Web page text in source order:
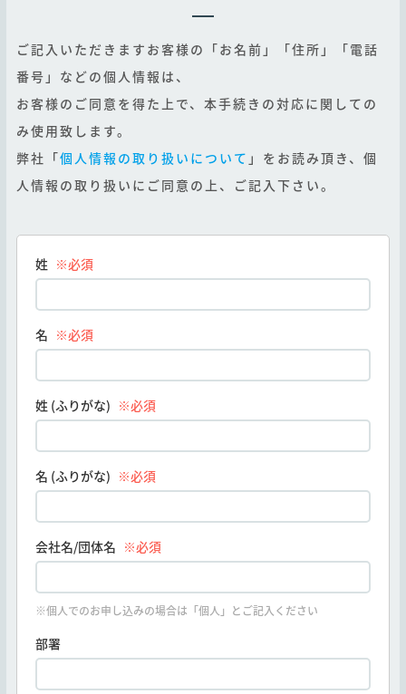
ご記入いただきますお客様の「お名前」「住所」「電話
番号」などの個人情報は、
お客様のご同意を得た上で、本手続きの対応に関しての
み使用致します。
弊社「個人情報の取り扱いについて 」をお読み頂き、個
人情報の取り扱いにご同意の上、ご記入下さい。
姓 ※必須
名 ※必須
姓 (ふりがな) ※必須
名 (ふりがな) ※必須
会社名/団体名 ※必須
※個人でのお申し込みの場合は「個人」とご記入ください
部署